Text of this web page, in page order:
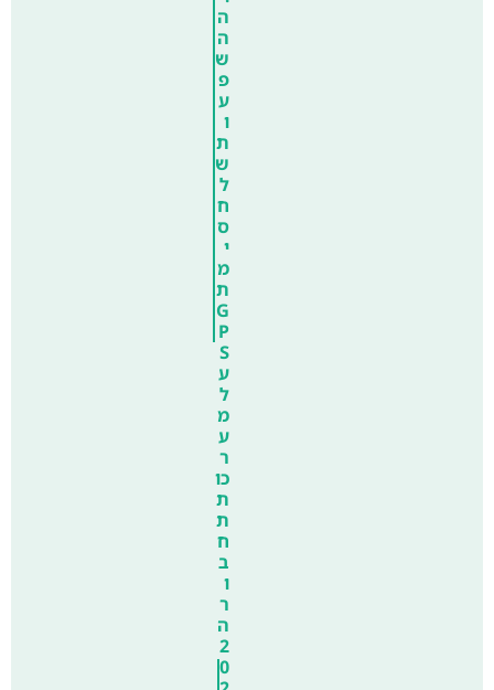
ה
ה
ש
פ
ע
ו
ת
ש
ל
ח
ס
י
מ
ת
G
P
S
ע
ל
מ
ע
ר
כו
ת
ת
ח
ב
ו
ר
ה
2
0